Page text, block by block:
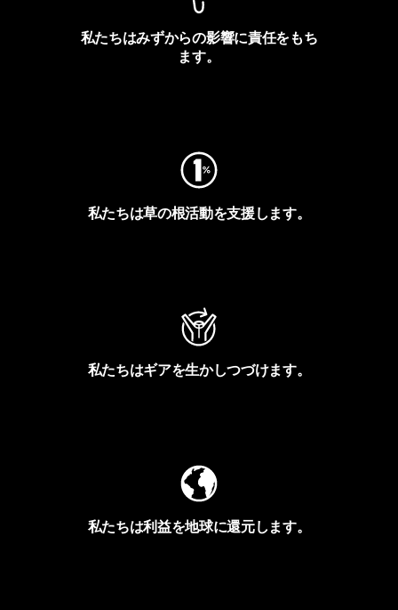
私たちはみずからの影響に責任をもち
ます。
私たちは草の根活動を支援します。
私たちはギアを生かしつづけます。
私たちは利益を地球に還元します。